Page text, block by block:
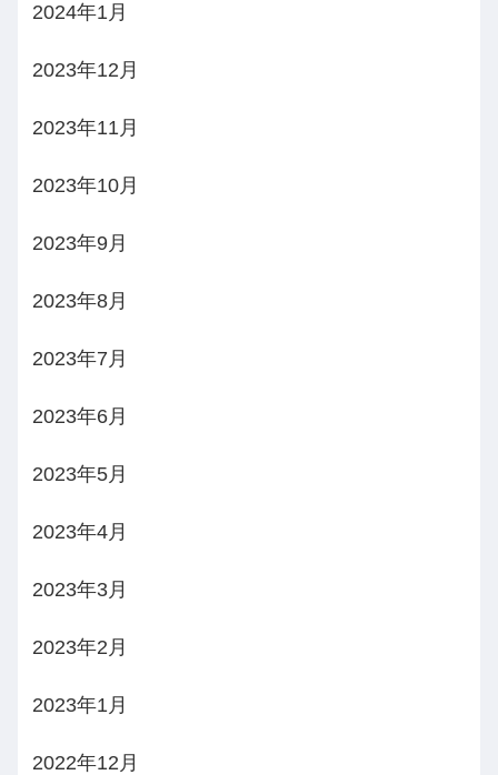
2024年1月
2023年12月
2023年11月
2023年10月
2023年9月
2023年8月
2023年7月
2023年6月
2023年5月
2023年4月
2023年3月
2023年2月
2023年1月
2022年12月